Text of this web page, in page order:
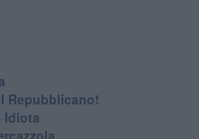
Repubblicano!
Idiota